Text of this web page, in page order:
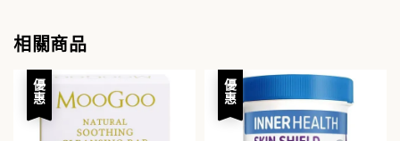
相關商品
優惠 優惠